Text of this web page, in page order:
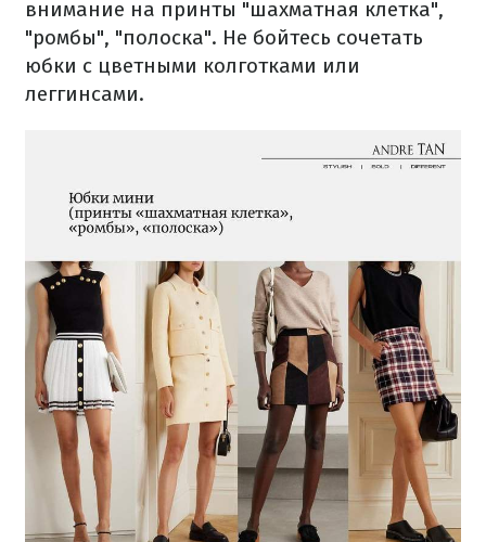
внимание на принты "шахматная клетка",
"ромбы", "полоска". Не бойтесь сочетать
юбки с цветными колготками или
леггинсами.